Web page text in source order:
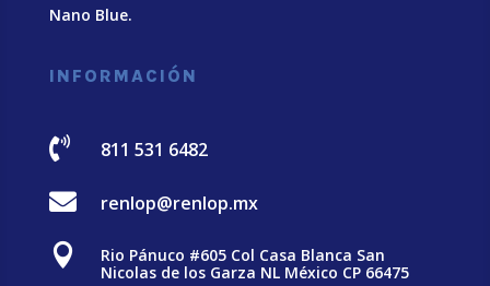
Nano Blue.
INFORMACIÓN
 811 531 6482
 renlop@renlop.mx

Rio Pánuco #605 Col Casa Blanca San
Nicolas de los Garza NL México CP 66475